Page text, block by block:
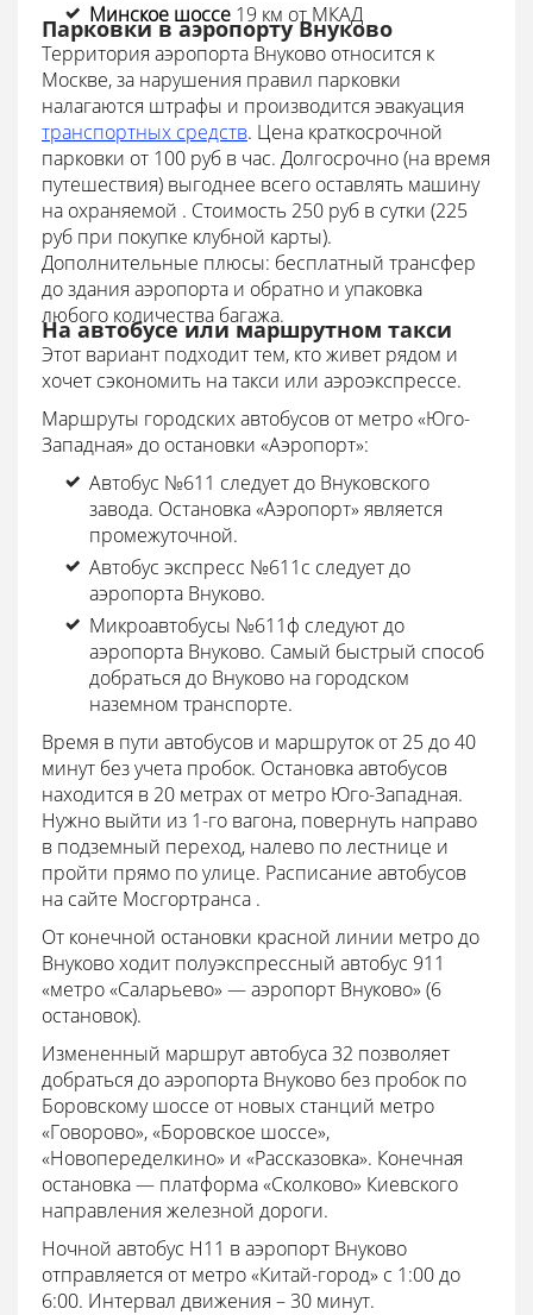
Минское шоссе 19 км от МКАД
Парковки в аэропорту Внуково
Территория аэропорта Внуково относится к
Москве, за нарушения правил парковки
налагаются штрафы и производится эвакуация
транспортных средств. Цена краткосрочной
парковки от 100 руб в час. Долгосрочно (на время
путешествия) выгоднее всего оставлять машину
на охраняемой . Стоимость 250 руб в сутки (225
руб при покупке клубной карты).
Дополнительные плюсы: бесплатный трансфер
до здания аэропорта и обратно и упаковка
любого количества багажа.
На автобусе или маршрутном такси
Этот вариант подходит тем, кто живет рядом и
хочет сэкономить на такси или аэроэкспрессе.
Маршруты городских автобусов от метро «Юго-
Западная» до остановки «Аэропорт»:
Автобус №611 следует до Внуковского
завода. Остановка «Аэропорт» является
промежуточной.
Автобус экспресс №611с следует до
аэропорта Внуково.
Микроавтобусы №611ф следуют до
аэропорта Внуково. Самый быстрый способ
добраться до Внуково на городском
наземном транспорте.
Время в пути автобусов и маршруток от 25 до 40
минут без учета пробок. Остановка автобусов
находится в 20 метрах от метро Юго-Западная.
Нужно выйти из 1-го вагона, повернуть направо
в подземный переход, налево по лестнице и
пройти прямо по улице. Расписание автобусов
на сайте Мосгортранса .
От конечной остановки красной линии метро до
Внуково ходит полуэкспрессный автобус 911
«метро «Саларьево» — аэропорт Внуково» (6
остановок).
Измененный маршрут автобуса 32 позволяет
добраться до аэропорта Внуково без пробок по
Боровскому шоссе от новых станций метро
«Говорово», «Боровское шоссе»,
«Новопеределкино» и «Рассказовка». Конечная
остановка — платформа «Сколково» Киевского
направления железной дороги.
Ночной автобус Н11 в аэропорт Внуково
отправляется от метро «Китай-город» с 1:00 до
6:00. Интервал движения – 30 минут.